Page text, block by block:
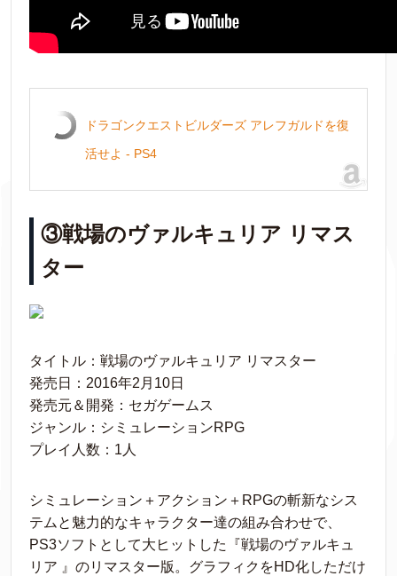
ドラゴンクエストビルダーズ アレフガルドを復
活せよ - PS4
③戦場のヴァルキュリア リマス
ター
タイトル：戦場のヴァルキュリア リマスター
発売日：2016年2月10日
発売元＆開発：セガゲームス
ジャンル：シミュレーションRPG
プレイ人数：1人
シミュレーション＋アクション＋RPGの斬新なシス
テムと魅力的なキャラクター達の組み合わせで、
PS3ソフトとして大ヒットした『戦場のヴァルキュ
リア 』のリマスター版。グラフィクをHD化しただけ